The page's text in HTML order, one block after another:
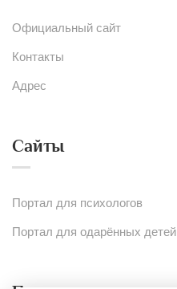
Официальный сайт
Контакты
Адрес
Сайты
Портал для психологов
Портал для одарённых детей